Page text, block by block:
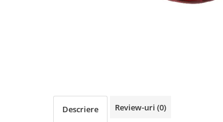
Cuple si bolturi
Descriere Review-uri (0)